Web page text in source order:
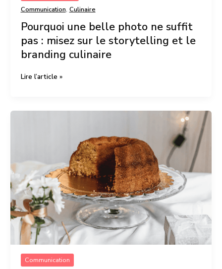
Communication, Culinaire
Pourquoi une belle photo ne suffit
pas : misez sur le storytelling et le
branding culinaire
Lire l’article »
Communication
couleur
Pantone
2026
inspire
le
graphisme
culinaire